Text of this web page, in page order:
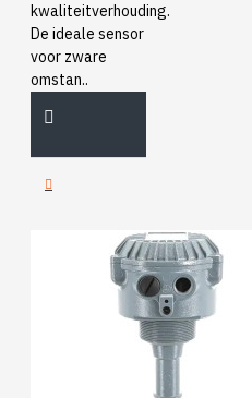
kwaliteitverhouding.
De ideale sensor
voor zware
omstan..